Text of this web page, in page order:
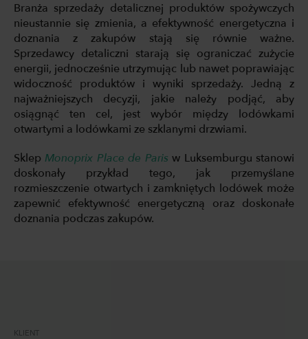
Branża sprzedaży detalicznej produktów spożywczych
nieustannie się zmienia, a efektywność energetyczna i
doznania z zakupów stają się równie ważne.
Sprzedawcy detaliczni starają się ograniczać zużycie
energii, jednocześnie utrzymując lub nawet poprawiając
widoczność produktów i wyniki sprzedaży. Jedną z
najważniejszych decyzji, jakie należy podjąć, aby
osiągnąć ten cel, jest wybór między lodówkami
otwartymi a lodówkami ze szklanymi drzwiami.
Sklep Monoprix Place de Paris w Luksemburgu stanowi
doskonały przykład tego, jak przemyślane
rozmieszczenie otwartych i zamkniętych lodówek może
zapewnić efektywność energetyczną oraz doskonałe
doznania podczas zakupów.
KLIENT